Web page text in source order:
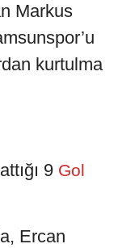
Markus
kurtulma
9 Gol
Ercan